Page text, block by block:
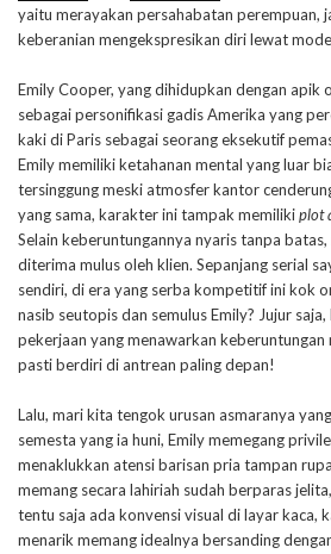
yaitu merayakan persahabatan perempuan,
keberanian mengekspresikan diri lewat
Emily Cooper, yang dihidupkan dengan apik
sebagai personifikasi gadis Amerika yang
kaki di Paris sebagai seorang eksekutif
Emily memiliki ketahanan mental yang luar
tersinggung meski atmosfer kantor
yang sama, karakter ini tampak memilikiplot
Selain keberuntungannya nyaris tanpa
diterima mulus oleh klien. Sepanjang serial
sendiri, di era yang serba kompetitif ini kok
nasib seutopis dan semulus Emily? Jujur
pekerjaan yang menawarkan keberuntungan
pasti berdiri di antrean paling depan!
Lalu, mari kita tengok urusan asmaranya
semesta yang ia huni, Emily memegang
menaklukkan atensi barisan pria tampan
memang secara lahiriah sudah berparas
tentu saja ada konvensi visual di layar kaca,
menarik memang idealnya bersanding